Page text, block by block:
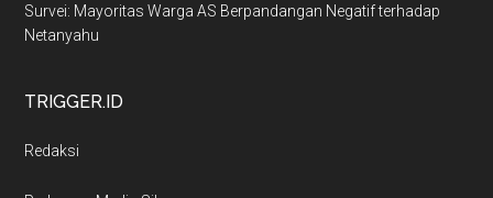
Survei: Mayoritas Warga AS Berpandangan Negatif terhadap
Netanyahu
TRIGGER.ID
Redaksi